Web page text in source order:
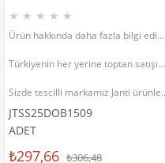
★ ★ ★ ★ ★
Ürün hakkında daha fazla bilgi edinmek için ürün fotoğrafının sol altında bulunan ürün açıklama bölümünü inceleyiniz.
Türkiyenin her yerine toptan satışımız vardır.
Sizde tescilli markamız Janti ürünlerinin satıcısı veya satış temsilcisi olmak isterseniz bizimle iletişime geçebilirsiniz.
JTSS25DOB1509
ADET
₺297,66 ₺306,48